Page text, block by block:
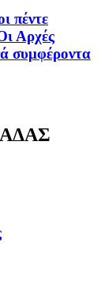
πέντε
Αρχές
συμφέροντα